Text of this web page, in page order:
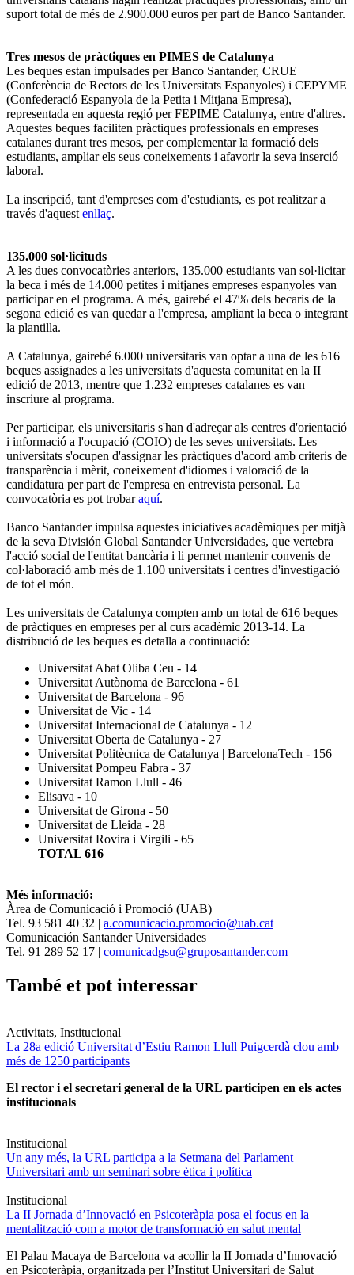
suport total de més de 2.900.000 euros per part de Banco Santander.
Tres mesos de pràctiques en PIMES de Catalunya
Les beques estan impulsades per Banco Santander, CRUE
(Conferència de Rectors de les Universitats Espanyoles) i CEPYME
(Confederació Espanyola de la Petita i Mitjana Empresa),
representada en aquesta regió per FEPIME Catalunya, entre d'altres.
Aquestes beques faciliten pràctiques professionals en empreses
catalanes durant tres mesos, per complementar la formació dels
estudiants, ampliar els seus coneixements i afavorir la seva inserció
laboral.
La inscripció, tant d'empreses com d'estudiants, es pot realitzar a
través d'aquest enllaç.
135.000 sol·licituds
A les dues convocatòries anteriors, 135.000 estudiants van sol·licitar
la beca i més de 14.000 petites i mitjanes empreses espanyoles van
participar en el programa. A més, gairebé el 47% dels becaris de la
segona edició es van quedar a l'empresa, ampliant la beca o integrant
la plantilla.
A Catalunya, gairebé 6.000 universitaris van optar a una de les 616
beques assignades a les universitats d'aquesta comunitat en la II
edició de 2013, mentre que 1.232 empreses catalanes es van
inscriure al programa.
Per participar, els universitaris s'han d'adreçar als centres d'orientació
i informació a l'ocupació (COIO) de les seves universitats. Les
universitats s'ocupen d'assignar les pràctiques d'acord amb criteris de
transparència i mèrit, coneixement d'idiomes i valoració de la
candidatura per part de l'empresa en entrevista personal. La
convocatòria es pot trobaraquí.
Banco Santander impulsa aquestes iniciatives acadèmiques per mitjà
de la seva División Global Santander Universidades, que vertebra
l'acció social de l'entitat bancària i li permet mantenir convenis de
col·laboració amb més de 1.100 universitats i centres d'investigació
de tot el món.
Les universitats de Catalunya compten amb un total de 616 beques
de pràctiques en empreses per al curs acadèmic 2013-14. La
distribució de les beques es detalla a continuació:
Universitat Abat Oliba Ceu - 14
Universitat Autònoma de Barcelona - 61
Universitat de Barcelona - 96
Universitat de Vic - 14
Universitat Internacional de Catalunya - 12
Universitat Oberta de Catalunya - 27
Universitat Politècnica de Catalunya | BarcelonaTech - 156
Universitat Pompeu Fabra - 37
Universitat Ramon Llull - 46
Elisava - 10
Universitat de Girona - 50
Universitat de Lleida - 28
Universitat Rovira i Virgili - 65
TOTAL 616
Més informació:
Àrea de Comunicació i Promoció (UAB)
Tel. 93 581 40 32 | a.comunicacio.promocio@uab.cat
Comunicación Santander Universidades
Tel. 91 289 52 17 | comunicadgsu@gruposantander.com
També et pot interessar
Activitats, Institucional
La 28a edició Universitat d’Estiu Ramon Llull Puigcerdà clou amb
més de 1250 participants
El rector i el secretari general de la URL participen en els actes
institucionals
Institucional
Un any més, la URL participa a la Setmana del Parlament
Universitari amb un seminari sobre ètica i política
Institucional
La II Jornada d’Innovació en Psicoteràpia posa el focus en la
mentalització com a motor de transformació en salut mental
El Palau Macaya de Barcelona va acollir la II Jornada d’Innovació
en Psicoteràpia, organitzada per l’Institut Universitari de Salut